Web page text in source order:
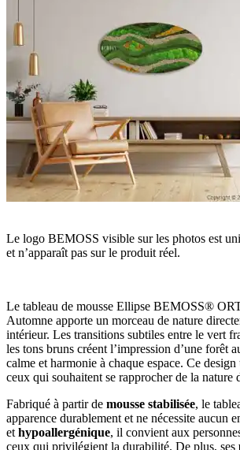
Le logo BEMOSS visible sur les photos est
et n’apparaît pas sur le produit réel.
Le tableau de mousse Ellipse BEMOSS®
Automne apporte un morceau de nature
intérieur. Les transitions subtiles entre le vert
les tons bruns créent l’impression d’une forêt
calme et harmonie à chaque espace. Ce
ceux qui souhaitent se rapprocher de la nature
Fabriqué à partir de mousse stabilisée, le
apparence durablement et ne nécessite aucun
et hypoallergénique, il convient aux
ceux qui privilégient la durabilité. De plus, ses